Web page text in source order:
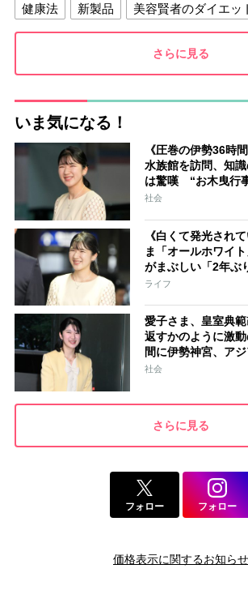
健康法
新製品
美容賢者のダイエッ
夫との関係
新津春子 どか食い
さらに見る
いま気になる！
《圧巻の伊勢36時
水族館を訪問、知
は驚嘆 “お木曳行
加「市民に交じって
社会
《白くて発光され
ま「オールホワイ
がまぶしい「2年ぶ
ライフ
愛子さま、皇室典
返すかのように激
間に伊勢神宮、ア
ガポール…スケジ
社会
さらに見る
フォロー フォロー
価格表示に関するお知らせ